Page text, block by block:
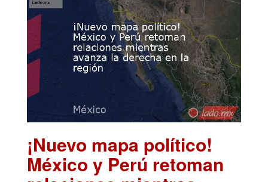
¡Nuevo mapa político!
México y Perú retoman